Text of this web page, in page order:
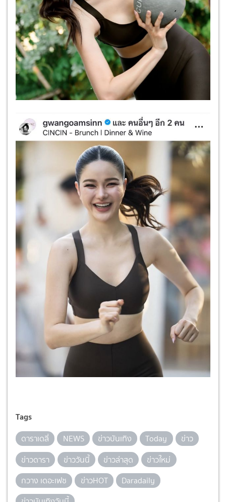
Tags
ดาราเดลี่ NEWS ข่าวบันเทิง Today
ข่าว
ข่าวดารา
ข่าววันนี้ ข่าวล่าสุด
ข่าวใหม่
กวาง เดอะเฟซ
ข่าวHOT
Daradaily